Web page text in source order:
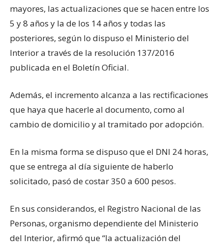
mayores, las actualizaciones que se hacen entre los
5 y 8 años y la de los 14 años y todas las
posteriores, según lo dispuso el Ministerio del
Interior a través de la resolución 137/2016
publicada en el Boletín Oficial.
Además, el incremento alcanza a las rectificaciones
que haya que hacerle al documento, como al
cambio de domicilio y al tramitado por adopción.
En la misma forma se dispuso que el DNI 24 horas,
que se entrega al día siguiente de haberlo
solicitado, pasó de costar 350 a 600 pesos.
En sus considerandos, el Registro Nacional de las
Personas, organismo dependiente del Ministerio
del Interior, afirmó que “la actualización del